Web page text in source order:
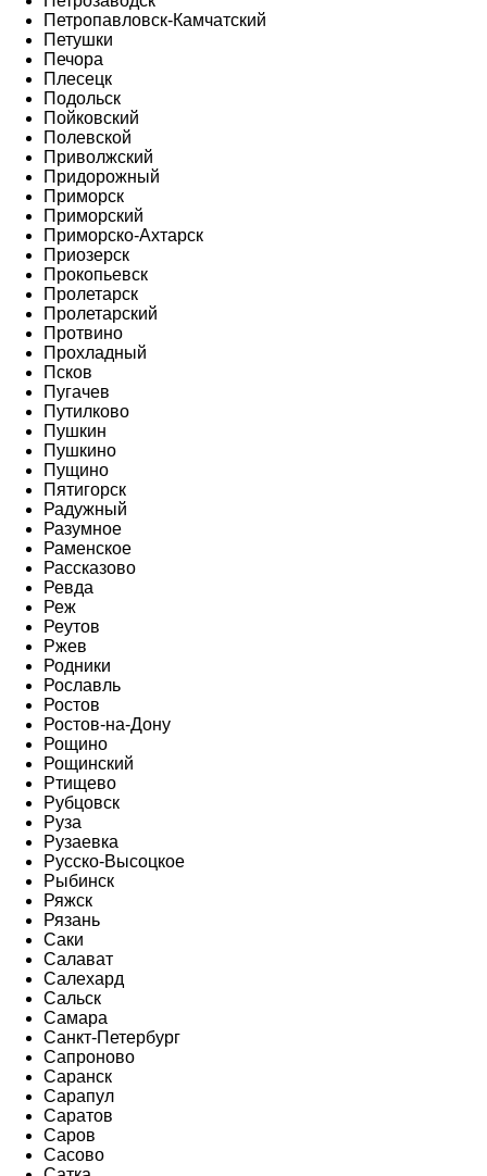
Петропавловск-Камчатский
Петушки
Печора
Плесецк
Подольск
Пойковский
Полевской
Приволжский
Придорожный
Приморск
Приморский
Приморско-Ахтарск
Приозерск
Прокопьевск
Пролетарск
Пролетарский
Протвино
Прохладный
Псков
Пугачев
Путилково
Пушкин
Пушкино
Пущино
Пятигорск
Радужный
Разумное
Раменское
Рассказово
Ревда
Реж
Реутов
Ржев
Родники
Рославль
Ростов
Ростов-на-Дону
Рощино
Рощинский
Ртищево
Рубцовск
Руза
Рузаевка
Русско-Высоцкое
Рыбинск
Ряжск
Рязань
Саки
Салават
Салехард
Сальск
Самара
Санкт-Петербург
Сапроново
Саранск
Сарапул
Саратов
Саров
Сасово